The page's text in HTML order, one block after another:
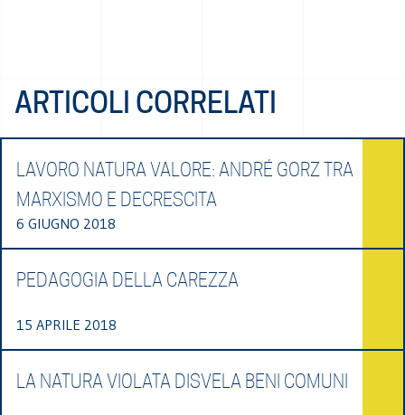
ARTICOLI CORRELATI
LAVORO NATURA VALORE: ANDRÉ GORZ TRA
MARXISMO E DECRESCITA
6 GIUGNO 2018
PEDAGOGIA DELLA CAREZZA
15 APRILE 2018
LA NATURA VIOLATA DISVELA BENI COMUNI